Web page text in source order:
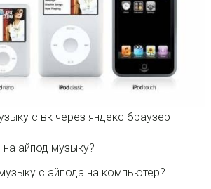
на айпод музыку?
с айпода на компьютер?